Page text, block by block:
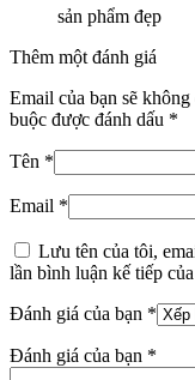
sản phẩm đẹp
Thêm một đánh giá
Email của bạn sẽ
buộc được đánh dấu *
Tên *
Email *
Lưu tên của tôi,
lần bình luận kế tiếp
Đánh giá của bạn *
Đánh giá của bạn *